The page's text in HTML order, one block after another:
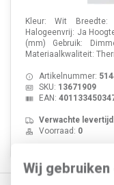
Wij
Kleur: Wit
Halogeenvrij: Ja
(mm) Gebruik:
Materiaalkwaliteit:
Artikelnummer:
SKU: 13671909
EAN:
Verwachte
Voorraad: 0